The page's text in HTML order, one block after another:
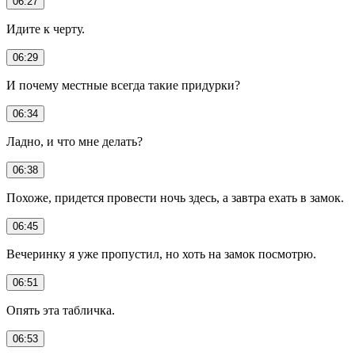
Идите к черту.
06:29
И почему местные всегда такие придурки?
06:34
Ладно, и что мне делать?
06:38
Похоже, придется провести ночь здесь, а завтра ехать в замок.
06:45
Вечеринку я уже пропустил, но хоть на замок посмотрю.
06:51
Опять эта табличка.
06:53